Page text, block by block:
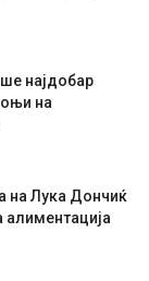
најдобар
на
на Лука Дончиќ
алиментација